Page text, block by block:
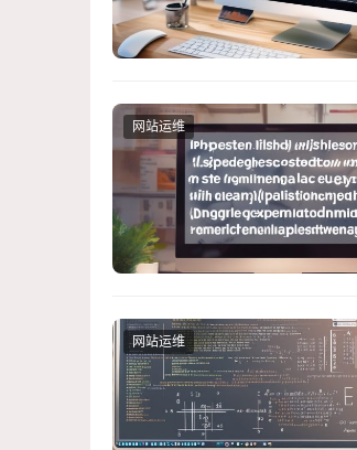
网站运维
网站运维